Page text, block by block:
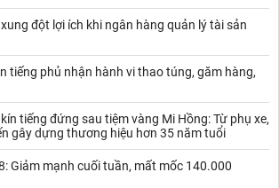
đột lợi ích khi ngân hàng quản lý tài sản
tiếng phủ nhận hành vi thao túng, găm hàng,
tiếng đứng sau tiệm vàng Mi Hồng: Từ phụ xe,
gây dựng thương hiệu hơn 35 năm tuổi
Giảm mạnh cuối tuần, mất mốc 140.000